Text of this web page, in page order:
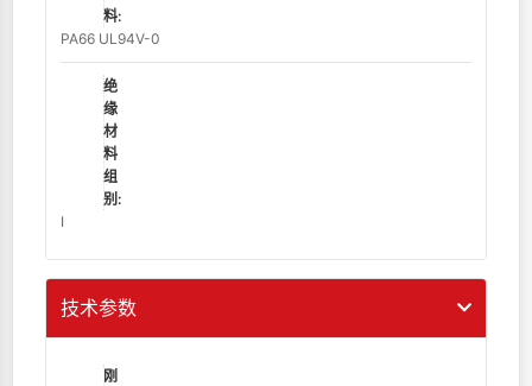
料:
PA66 UL94V-0
绝
缘
材
料
组
别:
Ⅰ
技术参数
刚